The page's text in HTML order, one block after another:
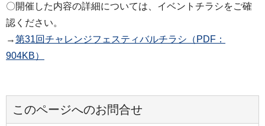
〇開催した内容の詳細については、イベントチラシをご確
認ください。
→第31回チャレンジフェスティバルチラシ（PDF：
904KB）
このページへのお問合せ